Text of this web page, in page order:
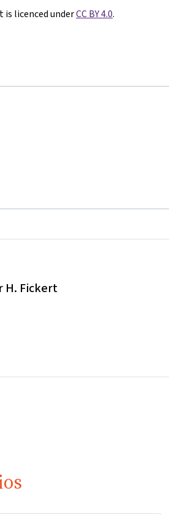
is licenced underCC BY 4.0.
H. Fickert